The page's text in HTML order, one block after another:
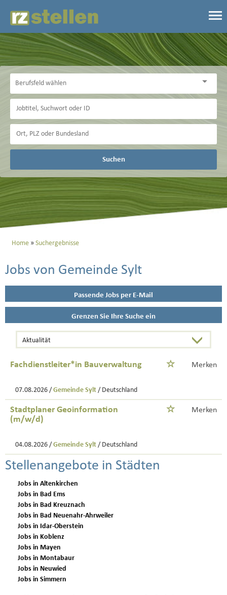
Suchen
Home Suchergebnisse
Jobs von Gemeinde Sylt
Passende Jobs per E-Mail
Grenzen Sie Ihre Suche ein
Fachdienstleiter*in Bauverwaltung Merken
07.08.2026 / Gemeinde Sylt / Deutschland
Stadtplaner Geoinformation
(m/w/d)
Merken
04.08.2026 / Gemeinde Sylt / Deutschland
Stellenangebote in Städten
Jobs in Altenkirchen
Jobs in Bad Ems
Jobs in Bad Kreuznach
Jobs in Bad Neuenahr-Ahrweiler
Jobs in Idar-Oberstein
Jobs in Koblenz
Jobs in Mayen
Jobs in Montabaur
Jobs in Neuwied
Jobs in Simmern